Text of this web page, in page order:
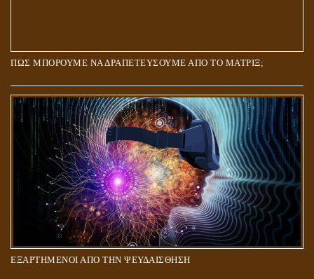
ΠΩΣ ΜΠΟΡΟΥΜΕ ΝΑ ΔΡΑΠΕΤΕΥΣΟΥΜΕ ΑΠΟ ΤΟ ΜΑΤΡΙΞ;
ΕΞΑΡΤΗΜΕΝΟΙ ΑΠΟ ΤΗΝ ΨΕΥΔΑΙΣΘΗΣΗ